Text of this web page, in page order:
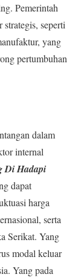
Pemerintah
seperti
yang
pertumbuhan
dalam
internal
Di Hadapi
dapat
harga
serta
Serikat. Yang
modal keluar
Yang pada